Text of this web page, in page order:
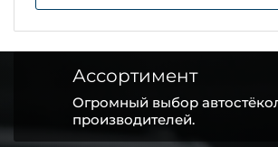
Ассортимент
Огромный выбор
производителей.